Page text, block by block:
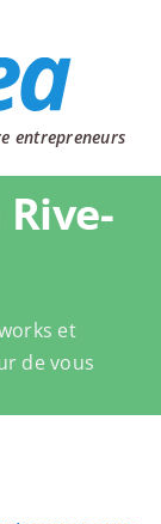
entrepreneurs
et
de vous